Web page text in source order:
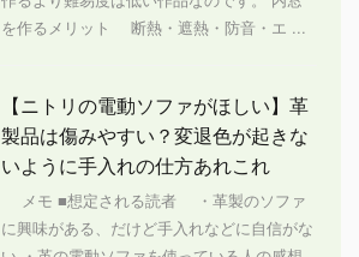
を作るメリット 断熱・遮熱・防音・エ ...
【ニトリの電動ソファがほしい】革
製品は傷みやすい？変退色が起きな
いように手入れの仕方あれこれ
メモ ■想定される読者 ・革製のソファ
に興味がある、だけど手入れなどに自信がな